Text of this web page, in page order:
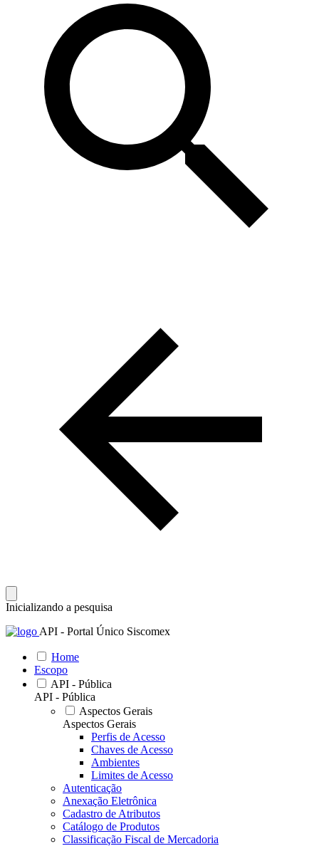
Inicializando a pesquisa
API - Portal Único Siscomex
Home
Escopo
API - Pública
API - Pública
Aspectos Gerais
Aspectos Gerais
Perfis de Acesso
Chaves de Acesso
Ambientes
Limites de Acesso
Autenticação
Anexação Eletrônica
Cadastro de Atributos
Catálogo de Produtos
Classificação Fiscal de Mercadoria